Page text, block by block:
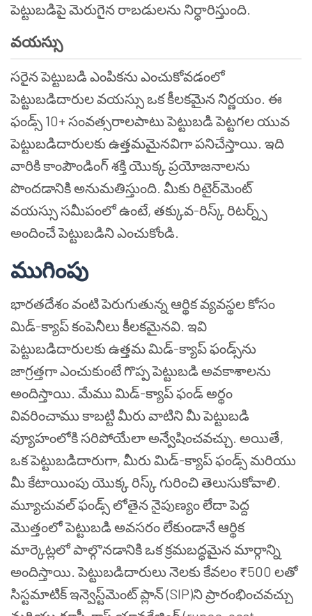
పెట్టుబడిపై మెరుగైన రాబడులను నిర్ధారిస్తుంది.
వయస్సు
సరైన పెట్టుబడి ఎంపికను ఎంచుకోవడంలో
పెట్టుబడిదారుల వయస్సు ఒక కీలకమైన నిర్ణయం. ఈ
ఫండ్స్ 10+ సంవత్సరాలపాటు పెట్టుబడి పెట్టగల యువ
పెట్టుబడిదారులకు ఉత్తమమైనవిగా పనిచేస్తాయి. ఇది
వారికి కాంపౌండింగ్ శక్తి యొక్క ప్రయోజనాలను
పొందడానికి అనుమతిస్తుంది. మీకు రిటైర్‌మెంట్
వయస్సు సమీపంలో ఉంటే, తక్కువ-రిస్క్ రిటర్న్స్
అందించే పెట్టుబడిని ఎంచుకోండి.
ముగింపు
భారతదేశం వంటి పెరుగుతున్న ఆర్థిక వ్యవస్థల కోసం
మిడ్-క్యాప్ కంపెనీలు కీలకమైనవి. ఇవి
పెట్టుబడిదారులకు ఉత్తమ మిడ్-క్యాప్ ఫండ్స్‌ను
జాగ్రత్తగా ఎంచుకుంటే గొప్ప పెట్టుబడి అవకాశాలను
అందిస్తాయి. మేము మిడ్-క్యాప్ ఫండ్ అర్థం
వివరించాము కాబట్టి మీరు వాటిని మీ పెట్టుబడి
వ్యూహంలోకి సరిపోయేలా అన్వేషించవచ్చు. అయితే,
ఒక పెట్టుబడిదారుగా, మీరు మిడ్-క్యాప్ ఫండ్స్ మరియు
మీ కేటాయింపు యొక్క రిస్క్ గురించి తెలుసుకోవాలి.
మ్యూచువల్ ఫండ్స్ లోతైన నైపుణ్యం లేదా పెద్ద
మొత్తంలో పెట్టుబడి అవసరం లేకుండానే ఆర్థిక
మార్కెట్లలో పాల్గొనడానికి ఒక క్రమబద్ధమైన మార్గాన్ని
అందిస్తాయి. పెట్టుబడిదారులు నెలకు కేవలం ₹500 లతో
సిస్టమాటిక్ ఇన్వెస్ట్‌మెంట్ ప్లాన్ (SIP)ని ప్రారంభించవచ్చు